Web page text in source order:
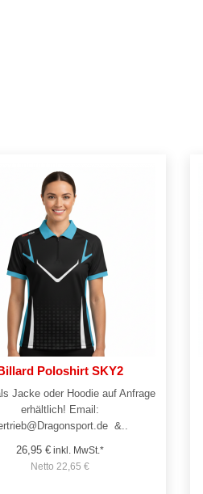
Billard Poloshirt SKY2
Jacke oder Hoodie auf Anfrage
erhältlich! Email:
&..
26,95 €inkl. MwSt.*
Netto 22,65 €